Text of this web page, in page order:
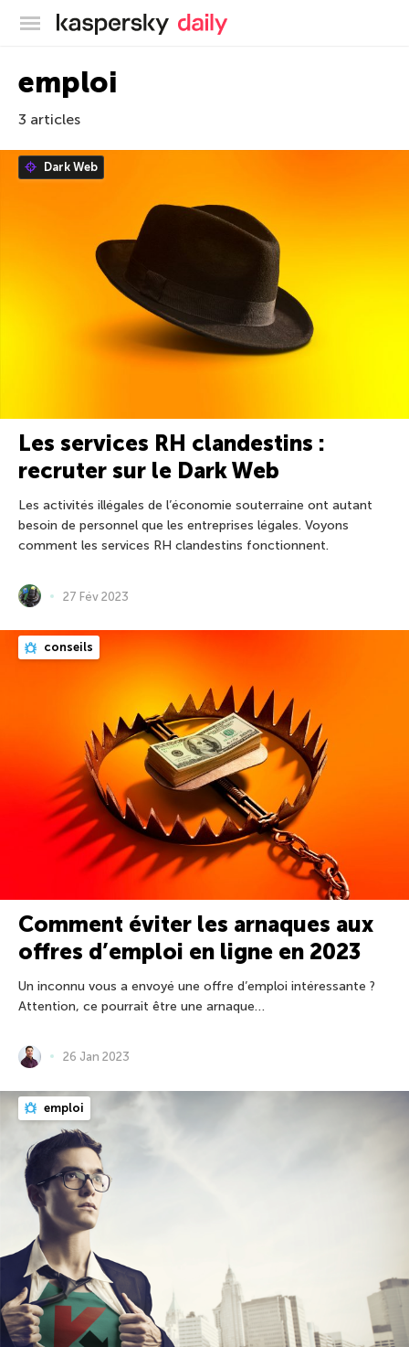
Blog officiel de Kaspersky
emploi
3 articles
Dark Web
Les services RH clandestins :
recruter sur le Dark Web
Les activités illégales de l’économie souterraine ont autant
besoin de personnel que les entreprises légales. Voyons
comment les services RH clandestins fonctionnent.
27 Fév 2023
conseils
Comment éviter les arnaques aux
offres d’emploi en ligne en 2023
Un inconnu vous a envoyé une offre d’emploi intéressante ?
Attention, ce pourrait être une arnaque…
26 Jan 2023
emploi